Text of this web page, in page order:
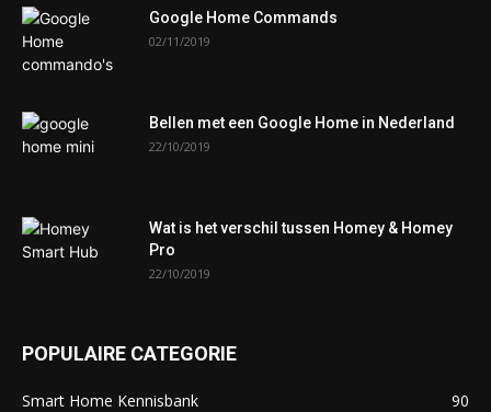
Google Home Commands
02/11/2019
Bellen met een Google Home in Nederland
22/10/2019
Wat is het verschil tussen Homey & Homey
Pro
22/10/2019
POPULAIRE CATEGORIE
Smart Home Kennisbank
90